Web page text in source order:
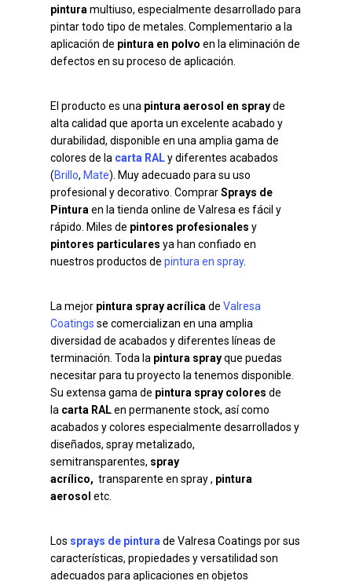
pinturamultiuso, especialmente desarrollado para
pintar todo tipo de metales. Complementario a la
aplicación de pintura en polvo en la eliminación de
defectos en su proceso de aplicación.
El producto es una pintura aerosol en sprayde
alta calidad que aporta un excelente acabado y
durabilidad, disponible en una amplia gama de
colores de la carta RALy diferentes acabados
(Brillo, Mate). Muy adecuado para su uso
profesional y decorativo. ComprarSprays de
Pinturaen la tienda online de Valresa es fácil y
rápido. Miles de pintores profesionales y
pintores particulares ya han confiado en
nuestros productos de pintura en spray.
La mejor pintura spray acrílicade Valresa
Coatings se comercializan en una amplia
diversidad de acabados y diferentes líneas de
terminación. Toda la pintura sprayque puedas
necesitar para tu proyecto la tenemos disponible.
Su extensa gama de pintura spray colores de
la carta RALen permanente stock, así como
acabados y colores especialmente desarrollados y
diseñados, spray metalizado,
semitransparentes, spray
acrílico, transparente en spray , pintura
aerosol etc.
Los sprays de pinturade Valresa Coatings por sus
características, propiedades y versatilidad son
adecuados para aplicaciones en objetos